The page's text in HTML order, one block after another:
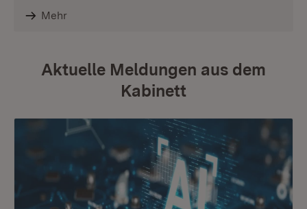
Mehr
Aktuelle Meldungen aus dem
Kabinett